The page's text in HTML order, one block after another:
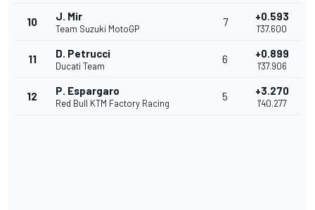
10 J. Mir
Team Suzuki MotoGP
7 +0.593
1'37.600
11 D. Petrucci
Ducati Team
6 +0.899
1'37.906
12 P. Espargaro
Red Bull KTM Factory Racing
5 +3.270
1'40.277